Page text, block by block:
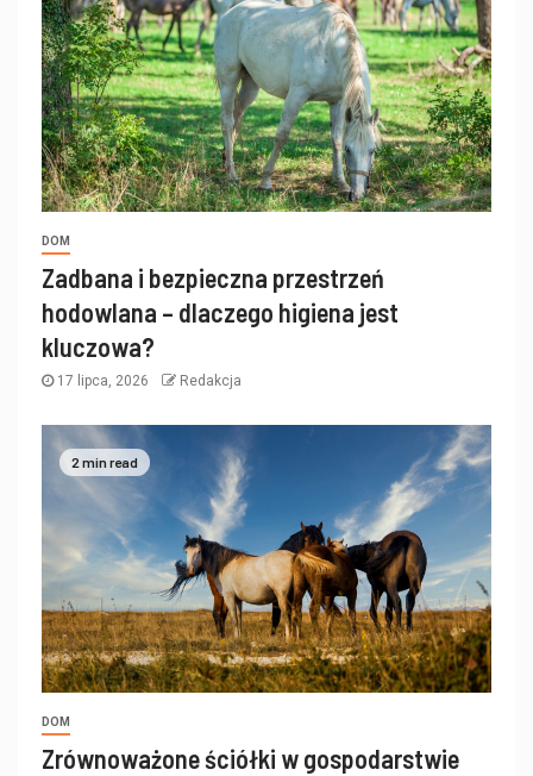
DOM
Zadbana i bezpieczna przestrzeń
hodowlana – dlaczego higiena jest
kluczowa?
17 lipca, 2026 Redakcja
2 min read
DOM
Zrównoważone ściółki w gospodarstwie